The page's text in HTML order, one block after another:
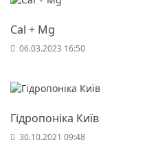
Cal + Mg
06.03.2023 16:50
Гідропоніка Київ
30.10.2021 09:48